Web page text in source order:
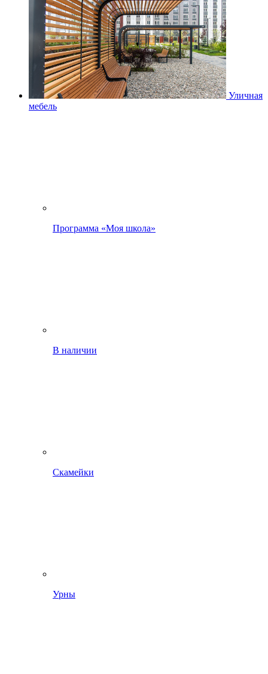
Уличная
мебель
Программа «Моя школа»
В наличии
Скамейки
Урны